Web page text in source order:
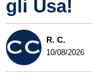
gli Usa!
R. C.
10/08/2026